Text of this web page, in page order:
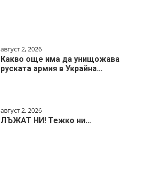
август 2, 2026
Какво още има да унищожава
руската армия в Украйна…
август 2, 2026
ЛЪЖАТ НИ! Тежко ни…